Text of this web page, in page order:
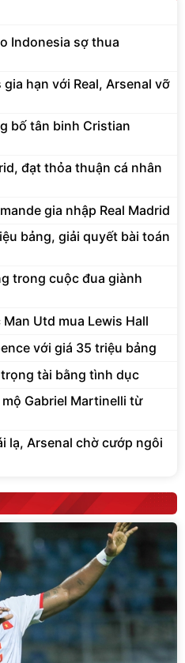
Indonesia sợ thua
hạn với Real, Arsenal vỡ
bố tân binh Cristian
đạt thỏa thuận cá nhân
gia nhập Real Madrid
bảng, giải quyết bài toán
trong cuộc đua giành
Utd mua Lewis Hall
với giá 35 triệu bảng
tài bằng tình dục
Gabriel Martinelli từ
lạ, Arsenal chờ cướp ngôi